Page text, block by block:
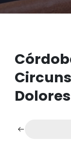
Dolores